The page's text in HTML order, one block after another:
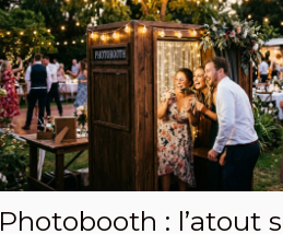
Photobooth : l’atout